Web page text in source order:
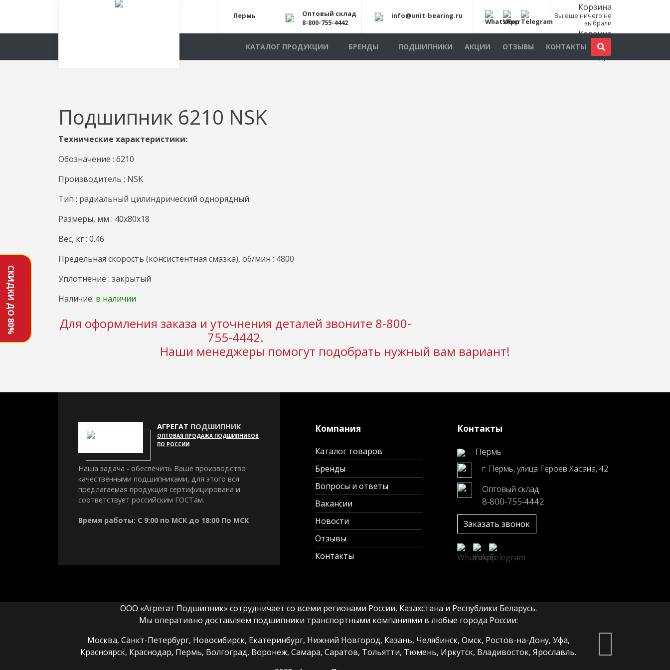
СКИДКИ ДО 80%
Пермь
Оптовый склад
8-800-755-4442
info@unit-bearing.ru
Корзина
Вы еще ничего не
выбрали
Корзина
Всего товаров:
0
шт., на сумму:
руб.
КАТАЛОГ ПРОДУКЦИИ БРЕНДЫ ПОДШИПНИКИ АКЦИИ ОТЗЫВЫ КОНТАКТЫ
Подшипник 6210 NSK
Технические характеристики:
Обозначение : 6210
Производитель : NSK
Тип : радиальный цилиндрический однорядный
Размеры, мм : 40x80x18
Вес, кг : 0.46
Предельная скорость (консистентная смазка), об/мин : 4800
Уплотнение : закрытый
Наличие: в наличии
Для оформления заказа и уточнения деталей звоните 8-800-
755-4442.
Наши менеджеры помогут подобрать нужный вам вариант!
АГРЕГАТ ПОДШИПНИК
ОПТОВАЯ ПРОДАЖА ПОДШИПНИКОВ
ПО РОССИИ
Наша задача - обеспечить Ваше производство
качественными подшипниками, для этого вся
предлагаемая продукция сертифицирована и
соответствует российским ГОСТам.
Время работы: С 9:00 по МСК до 18:00 По МСК
Компания
Каталог товаров
Бренды
Вопросы и ответы
Вакансии
Новости
Отзывы
Контакты
Контакты
Пермь
г. Пермь, улица Героев Хасана, 42
Оптовый склад
8-800-755-4442
Заказать звонок
ООО «Агрегат Подшипник» сотрудничает со всеми регионами России, Казахстана и Республики Беларусь.
Мы оперативно доставляем подшипники транспортными компаниями в любые города России:
Москва, Санкт-Петербург, Новосибирск, Екатеринбург, Нижний Новгород, Казань, Челябинск, Омск, Ростов-на-Дону, Уфа,
Красноярск, Краснодар, Пермь, Волгоград, Воронеж, Самара, Саратов, Тольятти, Тюмень, Иркутск, Владивосток, Ярославль.